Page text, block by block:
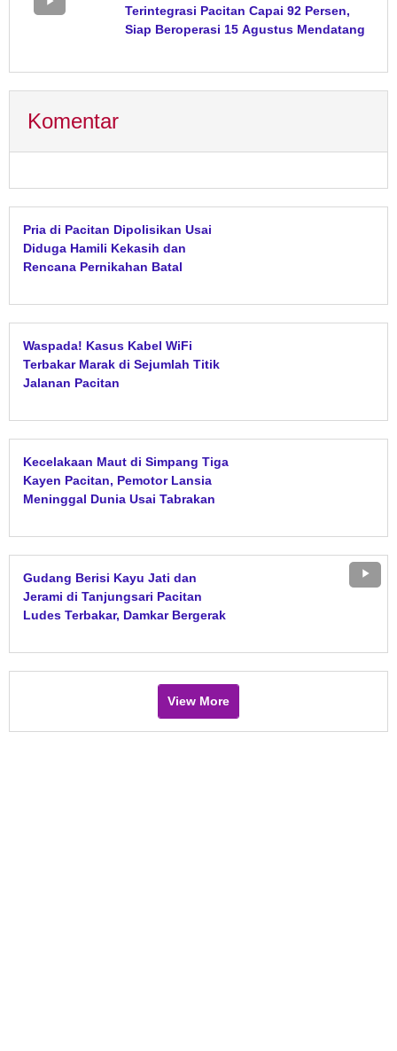
Terintegrasi Pacitan Capai 92 Persen,
Siap Beroperasi 15 Agustus Mendatang
Komentar
Pria di Pacitan Dipolisikan Usai
Diduga Hamili Kekasih dan
Rencana Pernikahan Batal
Waspada! Kasus Kabel WiFi
Terbakar Marak di Sejumlah Titik
Jalanan Pacitan
Kecelakaan Maut di Simpang Tiga
Kayen Pacitan, Pemotor Lansia
Meninggal Dunia Usai Tabrakan
Gudang Berisi Kayu Jati dan
Jerami di Tanjungsari Pacitan
Ludes Terbakar, Damkar Bergerak
View More